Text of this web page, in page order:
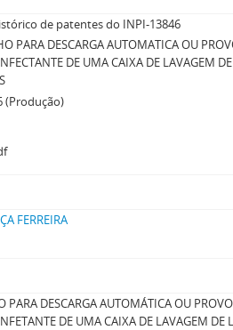
de patentes do INPI-13846
PARA DESCARGA AUTOMATICA OU
DE UMA CAIXA DE LAVAGEM
(Produção)
FERREIRA
PARA DESCARGA AUTOMÁTICA OU
DE UMA CAIXA DE LAVAGEM DE